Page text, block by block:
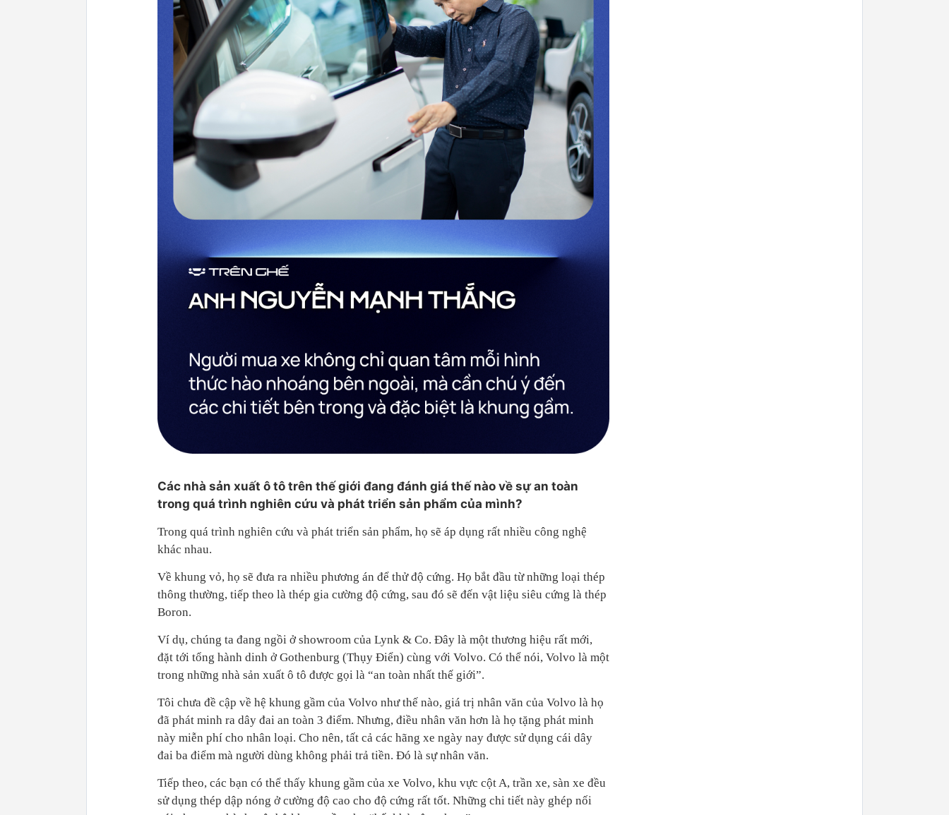
Các nhà sản xuất ô tô trên thế giới đang đánh giá thế nào về sự an toàn
trong quá trình nghiên cứu và phát triển sản phẩm của mình?
Trong quá trình nghiên cứu và phát triển sản phẩm, họ sẽ áp dụng rất nhiều công nghệ
khác nhau.
Về khung vỏ, họ sẽ đưa ra nhiều phương án để thử độ cứng. Họ bắt đầu từ những loại thép
thông thường, tiếp theo là thép gia cường độ cứng, sau đó sẽ đến vật liệu siêu cứng là thép
Boron.
Ví dụ, chúng ta đang ngồi ở showroom của Lynk & Co. Đây là một thương hiệu rất mới,
đặt tới tổng hành dinh ở Gothenburg (Thụy Điển) cùng với Volvo. Có thể nói, Volvo là một
trong những nhà sản xuất ô tô được gọi là “an toàn nhất thế giới”.
Tôi chưa đề cập về hệ khung gầm của Volvo như thế nào, giá trị nhân văn của Volvo là họ
đã phát minh ra dây đai an toàn 3 điểm. Nhưng, điều nhân văn hơn là họ tặng phát minh
này miễn phí cho nhân loại. Cho nên, tất cả các hãng xe ngày nay được sử dụng cái dây
đai ba điểm mà người dùng không phải trả tiền. Đó là sự nhân văn.
Tiếp theo, các bạn có thể thấy khung gầm của xe Volvo, khu vực cột A, trần xe, sàn xe đều
sử dụng thép dập nóng ở cường độ cao cho độ cứng rất tốt. Những chi tiết này ghép nối